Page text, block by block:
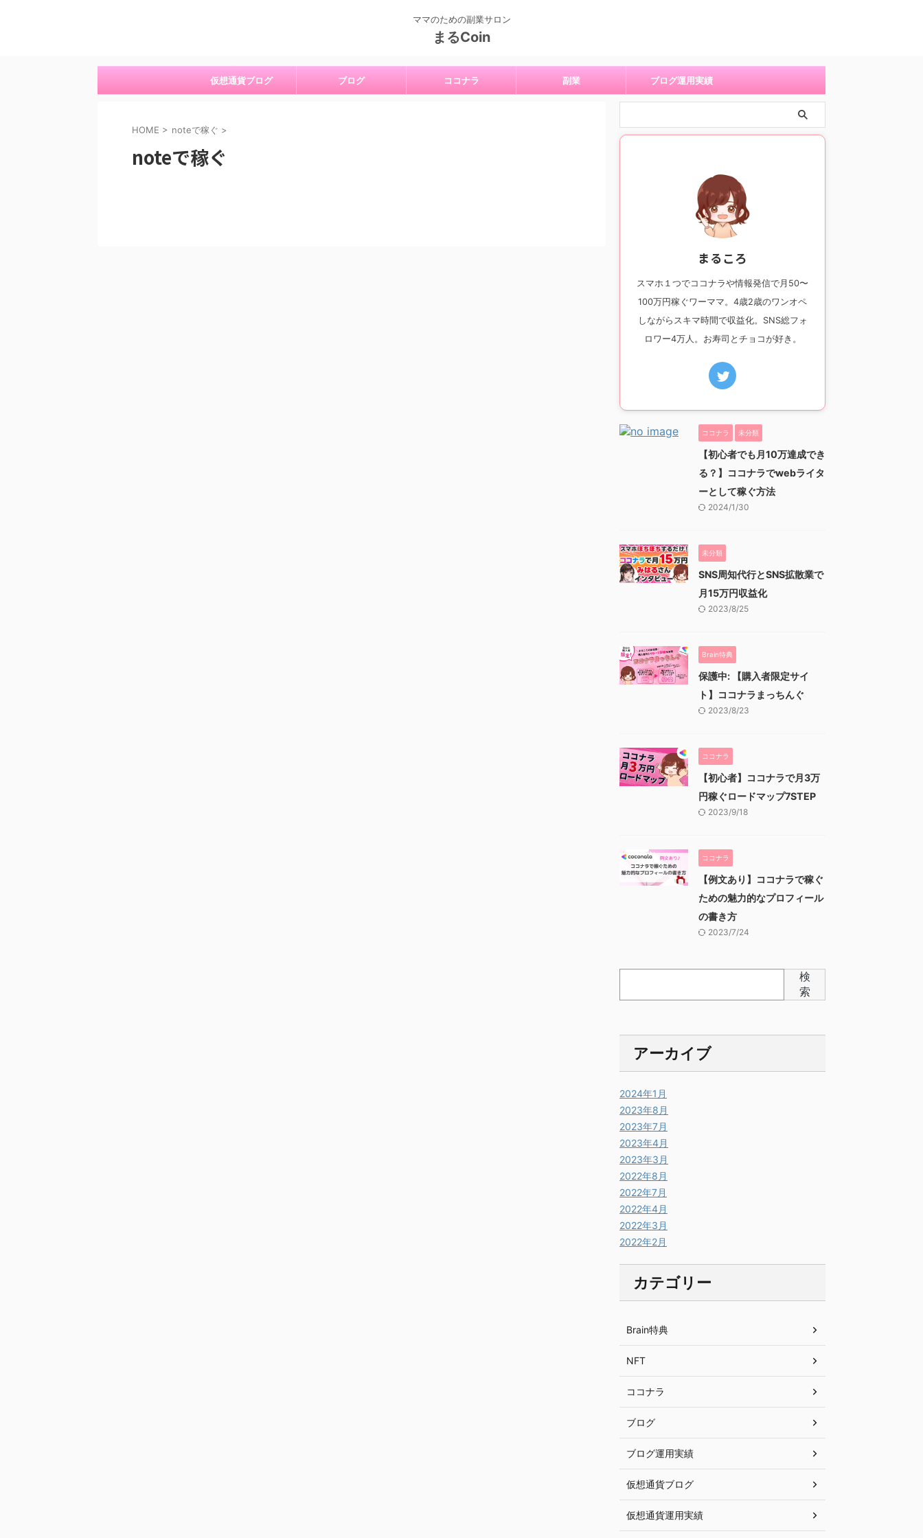
ママのための副業サロン
まるCoin
仮想通貨ブログ ブログ ココナラ 副業 ブログ運用実績
HOME > noteで稼ぐ >
noteで稼ぐ
まるころ
スマホ１つでココナラや情報発信で月50〜
100万円稼ぐワーママ。4歳2歳のワンオペ
しながらスキマ時間で収益化。SNS総フォ
ロワー4万人。お寿司とチョコが好き。
ココナラ 未分類
【初心者でも月10万達成でき
る？】ココナラでwebライタ
ーとして稼ぐ方法
2024/1/30
未分類
SNS周知代行とSNS拡散業で
月15万円収益化
2023/8/25
Brain特典
保護中: 【購入者限定サイ
ト】ココナラまっちんぐ
2023/8/23
ココナラ
【初心者】ココナラで月3万
円稼ぐロードマップ7STEP
2023/9/18
ココナラ
【例文あり】ココナラで稼ぐ
ための魅力的なプロフィール
の書き方
2023/7/24
検
索
アーカイブ
2024年1月
2023年8月
2023年7月
2023年4月
2023年3月
2022年8月
2022年7月
2022年4月
2022年3月
2022年2月
カテゴリー
Brain特典
NFT
ココナラ
ブログ
ブログ運用実績
仮想通貨ブログ
仮想通貨運用実績